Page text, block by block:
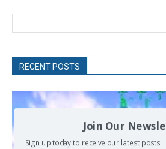
RECENT POSTS
Join Our
Sign up today to receive our latest posts.